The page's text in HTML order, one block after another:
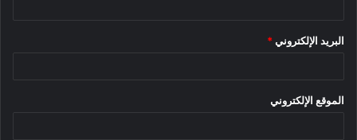
إقرأ أيضا:
البريد الإلكتروني *
الموقع الإلكتروني